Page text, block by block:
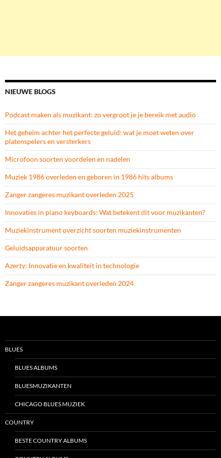
NIEUWE BLOGS
Podcast maken als muzikant: zo vergroot je je bereik met audio
Het geheim achter het perfecte geluid: wat je moet weten over
platenspelers en versterkers
Microfoon soorten voordelen en nadelen
Muziek 1986 overleden en geboren in 1986 hits albums
Zanger zangeres muzikant overleden 2025
Innovaties in piano keyboards: Wat betekent dit voor muzikanten?
Muziekinstrument overzicht soorten muziekinstrumenten
Geluidsapparatuur soorten
Azerty: Innovatie en kwaliteit in technologie
Zanger zangeres muzikant overleden 2024
BLUES
BLUES ALBUMS
BLUESMUZIKANTEN
CHICAGO BLUES MUZIEK
COUNTRY
BESTE COUNTRY ALBUMS